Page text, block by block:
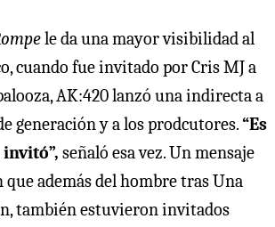
le da una mayor visibilidad al
cuando fue invitado por Cris MJ a
AK:420 lanzó una indirecta a
generación y a los prodcutores.“Es
señaló esa vez. Un mensaje
que además del hombre tras Una
también estuvieron invitados